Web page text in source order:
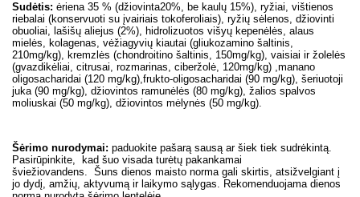
Sudėtis: ėriena 35 % (džiovinta20%, be kaulų 15%), ryžiai, vištienos
riebalai (konservuoti su įvairiais tokoferoliais), ryžių sėlenos, džiovinti
obuoliai, lašišų aliejus (2%), hidrolizuotos višyų kepenėlės, alaus
mielės, kolagenas, vėžiagyvių kiautai (gliukozamino šaltinis,
210mg/kg), kremzlės (chondroitino šaltinis, 150mg/kg), vaisiai ir žolelės
(gvazdikėliai, citrusai, rozmarinas, ciberžolė, 120mg/kg) ,manano
oligosacharidai (120 mg/kg),frukto-oligosacharidai (90 mg/kg), šeriuotoji
juka (90 mg/kg), džiovintos ramunėlės (80 mg/kg), žalios spalvos
moliuskai (50 mg/kg), džiovintos mėlynės (50 mg/kg).
Šėrimo nurodymai: paduokite pašarą sausą ar šiek tiek sudrėkintą.
Pasirūpinkite, kad šuo visada turėtų pakankamai
šviežiovandens. Šuns dienos maisto norma gali skirtis, atsižvelgiant į
jo dydį, amžių, aktyvumą ir laikymo sąlygas. Rekomenduojama dienos